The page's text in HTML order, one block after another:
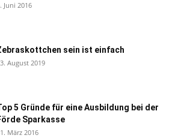
Juni 2016
sein ist einfach
August 2019
5 Gründe für eine Ausbildung bei der
Sparkasse
März 2016